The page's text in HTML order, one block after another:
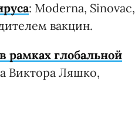
: Moderna, Sinovac,
вакцин.
рамках глобальной
Виктора Ляшко,